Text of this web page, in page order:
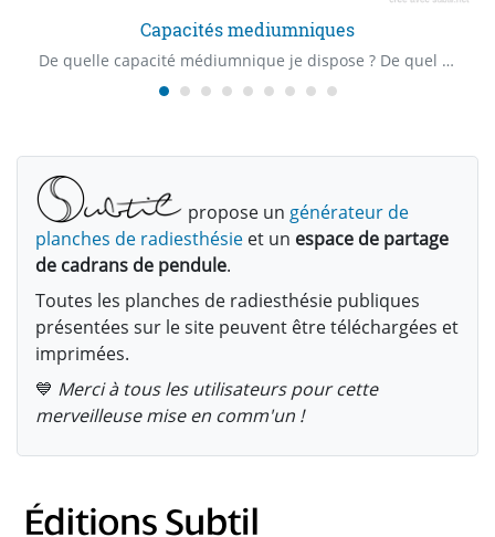
Capacités mediumniques
De quelle capacité médiumnique je dispose ? De quel "Claire" capacité je dispose ? Quelle est ma première capacité médiumnique ?
propose un générateur de
planches de radiesthésie et un espace de partage
de cadrans de pendule.
Toutes les planches de radiesthésie publiques
présentées sur le site peuvent être téléchargées et
imprimées.
💙 Merci à tous les utilisateurs pour cette
merveilleuse mise en comm'un !